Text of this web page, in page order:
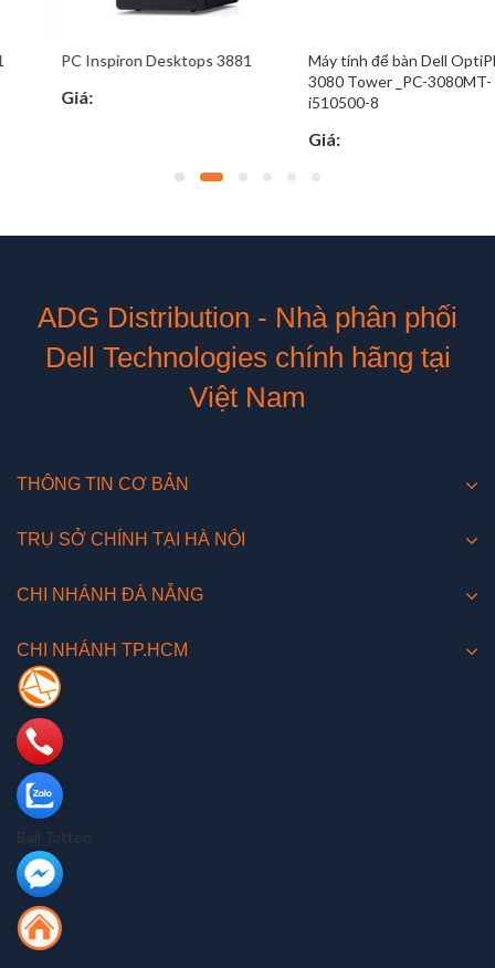
PC Inspiron Desktops 3881
Máy tính để bàn Dell OptiPlex
3080 Tower _PC-3080MT-
i510500-8
ADG Distribution - Nhà phân phối
Dell Technologies chính hãng tại
Việt Nam
THÔNG TIN CƠ BẢN
TRỤ SỞ CHÍNH TẠI HÀ NỘI
CHI NHÁNH ĐÀ NẴNG
CHI NHÁNH TP.HCM
Bali Tattoo